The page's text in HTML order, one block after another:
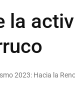
la
2023: Hacia la